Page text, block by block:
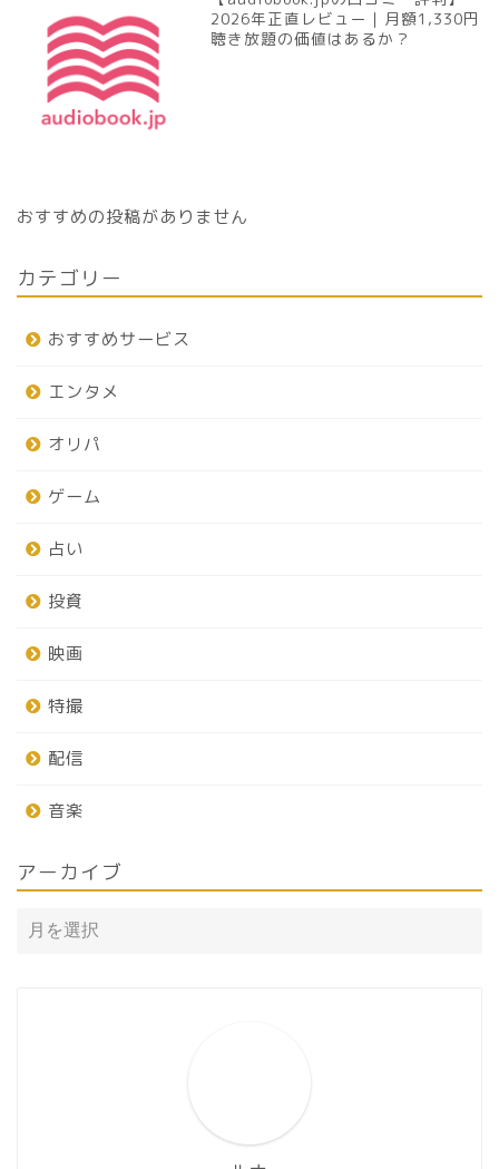
2026年正直レビュー｜月額1,330円
聴き放題の価値はあるか？
おすすめの投稿がありません
カテゴリー
おすすめサービス
エンタメ
オリパ
ゲーム
占い
投資
映画
特撮
配信
音楽
アーカイブ